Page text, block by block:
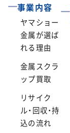
事業内容
ヤマショー
金属が選ば
れる理由
金属スクラ
ップ買取
リサイク
ル・回収・持
込の流れ